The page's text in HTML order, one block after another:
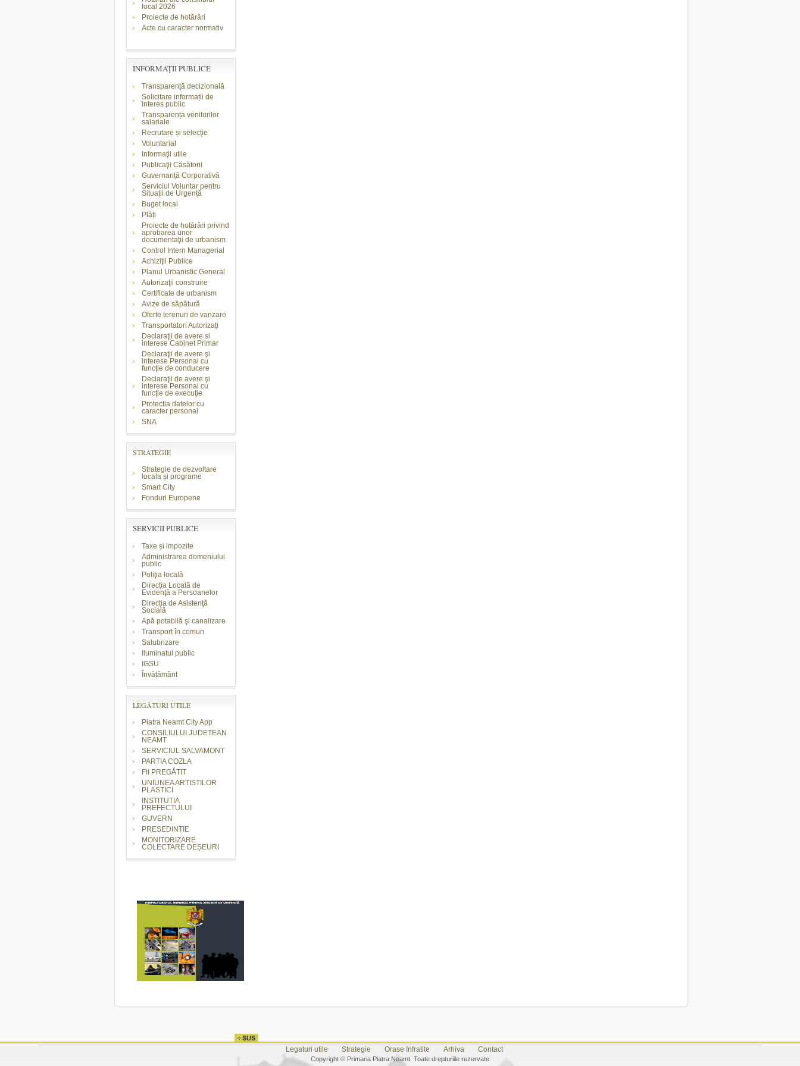
local 2026
Proiecte de hotărâri
Acte cu caracter normativ
INFORMAŢII PUBLICE
Transparență decizională
Solicitare informații de
interes public
Transparența veniturilor
salariale
Recrutare și selecție
Voluntariat
Informaţii utile
Publicaţii Căsătorii
Guvernanță Corporativă
Serviciul Voluntar pentru
Situații de Urgență
Buget local
Plăți
Proiecte de hotărâri privind
aprobarea unor
documentaţii de urbanism
Control Intern Managerial
Achiziţii Publice
Planul Urbanistic General
Autorizaţii construire
Certificate de urbanism
Avize de săpătură
Oferte terenuri de vanzare
Transportatori Autorizați
Declaraţii de avere si
interese Cabinet Primar
Declaraţii de avere şi
interese Personal cu
funcţie de conducere
Declaraţii de avere şi
interese Personal cu
funcţie de execuţie
Protectia datelor cu
caracter personal
SNA
STRATEGIE
Strategie de dezvoltare
locala și programe
Smart City
Fonduri Europene
SERVICII PUBLICE
Taxe și impozite
Administrarea domeniului
public
Poliţia locală
Direcția Locală de
Evidenţă a Persoanelor
Direcția de Asistenţă
Socială
Apă potabilă şi canalizare
Transport în comun
Salubrizare
Iluminatul public
IGSU
Învățământ
LEGĂTURI UTILE
Piatra Neamt City App
CONSILIULUI JUDETEAN
NEAMT
SERVICIUL SALVAMONT
PARTIA COZLA
FII PREGĂTIT
UNIUNEA ARTISTILOR
PLASTICI
INSTITUTIA
PREFECTULUI
GUVERN
PRESEDINTIE
MONITORIZARE
COLECTARE DEȘEURI
Legaturi utile Strategie Orase Infratite Arhiva Contact
Copyright © Primaria Piatra Neamt. Toate drepturiile rezervate